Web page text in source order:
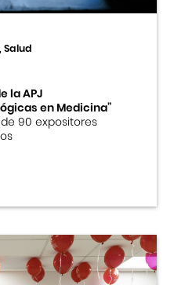
Salud
la APJ
en Medicina”
90 expositores